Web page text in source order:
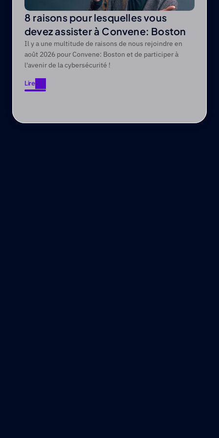
8 raisons pour lesquelles vous
devez assister à Convene: Boston
Il y a une multitude de raisons de nous rejoindre en
août 2026 pour Convene: Boston et de participer à
l'avenir de la cybersécurité !
Lire
Lire